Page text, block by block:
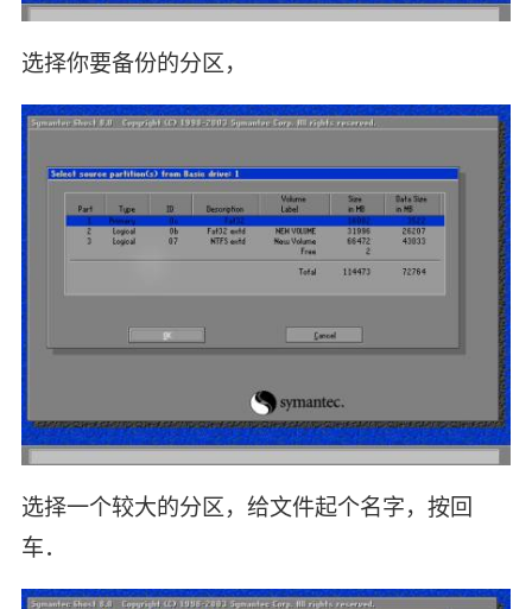
选择你要备份的分区，
选择一个较大的分区，给文件起个名字，按回
车．